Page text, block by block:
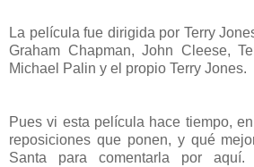
La película fue dirigida por Terry
Graham Chapman, John Cleese,
Michael Palin y el propio Terry Jones.
Pues vi esta película hace tiempo,
reposiciones que ponen, y qué
Santa para comentarla por aquí.